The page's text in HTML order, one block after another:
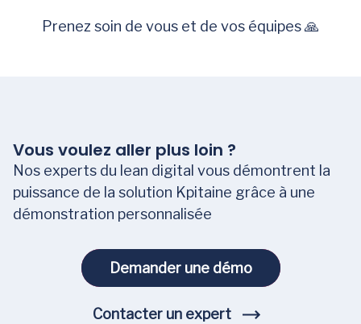
Prenez soin de vous et de vos équipes 🙏
Vous voulez aller plus loin ?
Nos experts du lean digital vous démontrent la
puissance de la solution Kpitaine grâce à une
démonstration personnalisée
Demander une démo
Demander une démo
Contacter un expert